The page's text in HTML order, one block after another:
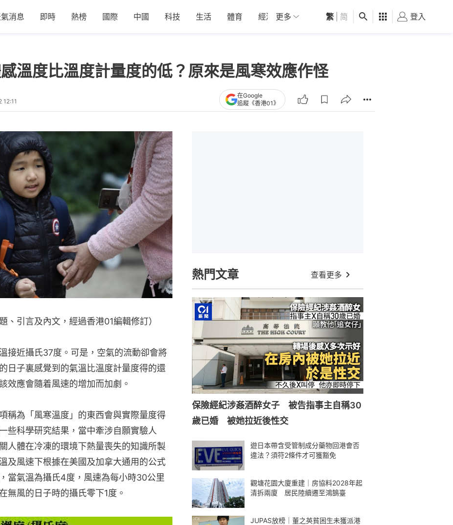
消息 即時 熱榜 國際 中國 科技 生活 體育 經濟 01深圳 觀點 健康 好食玩飛
更多 繁 简 登入
感溫度比溫度計量度的低？原來是風寒效應作怪
在Google
追蹤《香港01》
、引言及內文，經過香港01編輯修訂）
接近攝氏37度。可是，空氣的流動卻會將
日子裏感覺到的氣溫比溫度計量度得的還
效應會隨着風速的增加而加劇。
稱為「風寒溫度」的東西會與實際量度得
些科學研究結果，當中牽涉自願實驗人
人體在冷凍的環境下熱量喪失的知識所製
及風速下根據在美國及加拿大通用的公式
當氣溫為攝氏4度，風速為每小時30公里
無風的日子時的攝氏零下1度。
熱門文章 查看更多
保險經紀涉姦酒醉女子 被告指事主自稱30
歲已婚 被她拉近後性交
遊日本帶含受管制成分藥物回港會否
違法？須符2條件才可獲豁免
觀塘花園大廈重建｜房協料2028年起
清拆兩廈 居民陸續遷至鴻鵠臺
JUPAS放榜｜董之英貧困生未獲派港